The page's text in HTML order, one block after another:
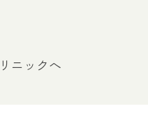
ニックへ